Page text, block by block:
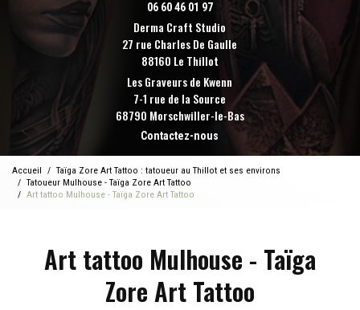
06 60 46 01 97
Derma Craft Studio
27 rue Charles De Gaulle
88160 Le Thillot
Les Graveurs de Kwenn
7-1 rue de la Source
68790 Morschwiller-le-Bas
Contactez-nous
Accueil
Taïga Zore Art Tattoo : tatoueur au Thillot et ses environs
Tatoueur Mulhouse - Taïga Zore Art Tattoo
Art tattoo Mulhouse - Taïga Zore Art Tattoo
Art tattoo Mulhouse - Taïga
Zore Art Tattoo